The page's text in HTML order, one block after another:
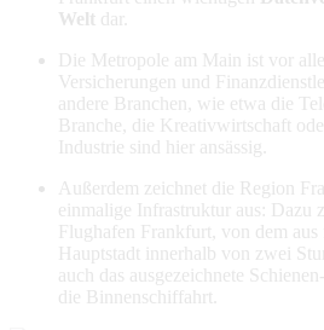
Welt dar.
Die Metropole am Main ist vor
Versicherungen und
andere Branchen, wie etwa die
Branche, die Kreativwirtschaft
Industrie sind hier ansässig.
Außerdem zeichnet die Region
einmalige Infrastruktur aus: Dazu
Flughafen Frankfurt, von dem aus
Hauptstadt innerhalb von zwei
auch das ausgezeichnete
die Binnenschiffahrt.